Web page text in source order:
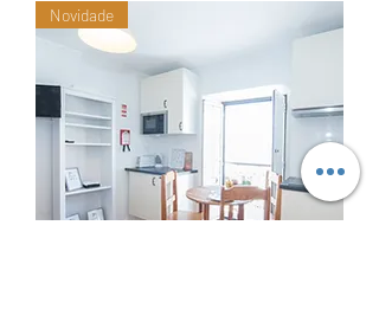
Novidade